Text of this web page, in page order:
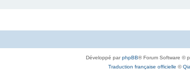
Développé parphpBB® Forum Software ©
Traduction française officielle ©